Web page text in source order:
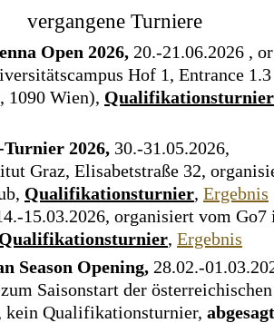
vergangene Turniere
Open 2026, 20.-21.06.2026 ,
Hof 1, Entrance 1.3
1090 Wien), Qualifikationsturnier
2026, 30.-31.05.2026,
Graz, Elisabetstraße 32,
Qualifikationsturnier, Ergebnis
15.03.2026, organisiert vom Go7
Qualifikationsturnier, Ergebnis
Season Opening, 28.02.-
Saisonstart der österreichischen
kein Qualifikationsturnier, abgesagt